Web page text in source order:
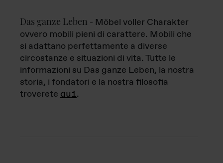
Das ganze Leben - Möbel voller Charakter
ovvero mobili pieni di carattere. Mobili che
si adattano perfettamente a diverse
circostanze e situazioni di vita. Tutte le
informazioni su Das ganze Leben, la nostra
storia, i fondatori e la nostra filosofia
troverete qui.